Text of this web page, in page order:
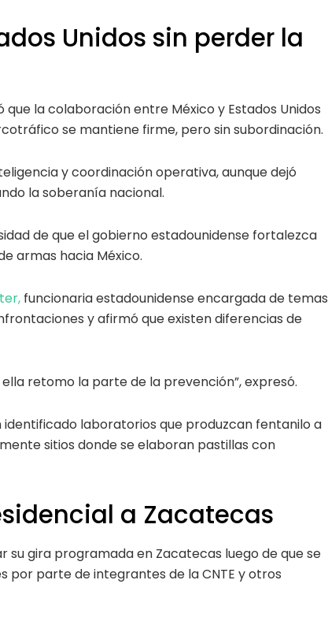
Unidos sin perder la
la colaboración entre México y Estados Unidos
se mantiene firme, pero sin subordinación.
y coordinación operativa, aunque dejó
la soberanía nacional.
de que el gobierno estadounidense fortalezca
armas hacia México.
funcionaria estadounidense encargada de temas
y afirmó que existen diferencias de
retomo la parte de la prevención”, expresó.
identificado laboratorios que produzcan fentanilo a
sitios donde se elaboran pastillas con
a Zacatecas
su gira programada en Zacatecas luego de que se
por parte de integrantes de la CNTE y otros